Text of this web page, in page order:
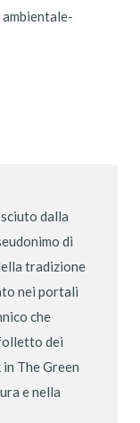
dalla
di
tradizione
nei portali
che
dei
The Green
e nella